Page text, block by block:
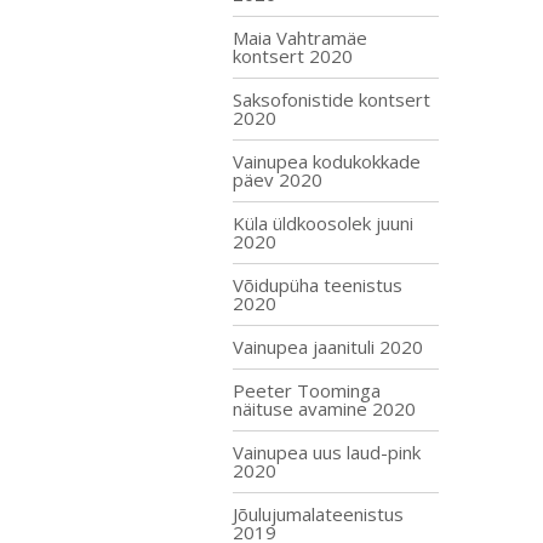
Maia Vahtramäe
kontsert 2020
Saksofonistide kontsert
2020
Vainupea kodukokkade
päev 2020
Küla üldkoosolek juuni
2020
Võidupüha teenistus
2020
Vainupea jaanituli 2020
Peeter Toominga
näituse avamine 2020
Vainupea uus laud-pink
2020
Jõulujumalateenistus
2019